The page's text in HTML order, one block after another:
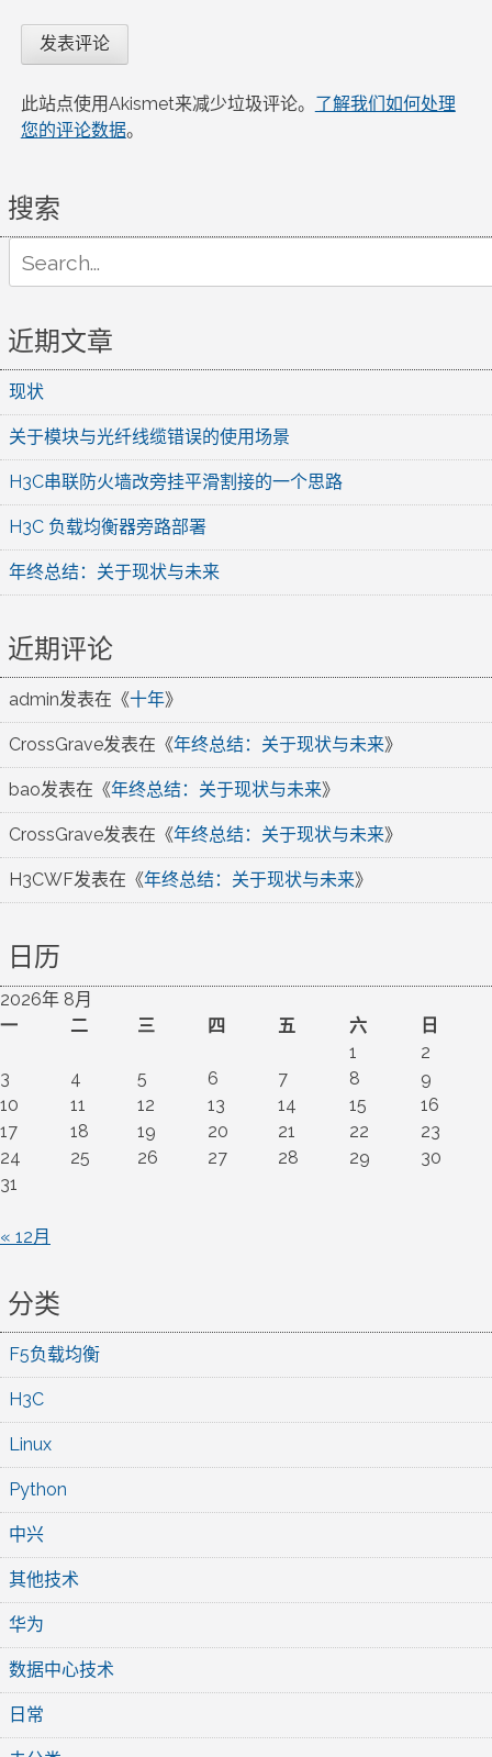
此站点使用Akismet来减少垃圾评论。 了解我们如何处理
您的评论数据。
搜索
for:
近期文章
现状
关于模块与光纤线缆错误的使用场景
H3C串联防火墙改旁挂平滑割接的一个思路
H3C 负载均衡器旁路部署
年终总结：关于现状与未来
近期评论
admin发表在《十年》
CrossGrave发表在《年终总结：关于现状与未来》
bao发表在《年终总结：关于现状与未来》
CrossGrave发表在《年终总结：关于现状与未来》
H3CWF发表在《年终总结：关于现状与未来》
日历
2026年 8月
一
二 三 四 五 六
日
1
2
3
4 5 6 7 8
9
10
11 12 13 14 15
16
17
18 19 20 21 22
23
24
25 26 27 28 29
30
31
« 12月
分类
F5负载均衡
H3C
Linux
Python
中兴
其他技术
华为
数据中心技术
日常